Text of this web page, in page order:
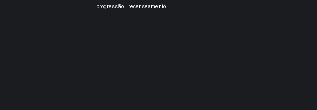
progressão recenseamento